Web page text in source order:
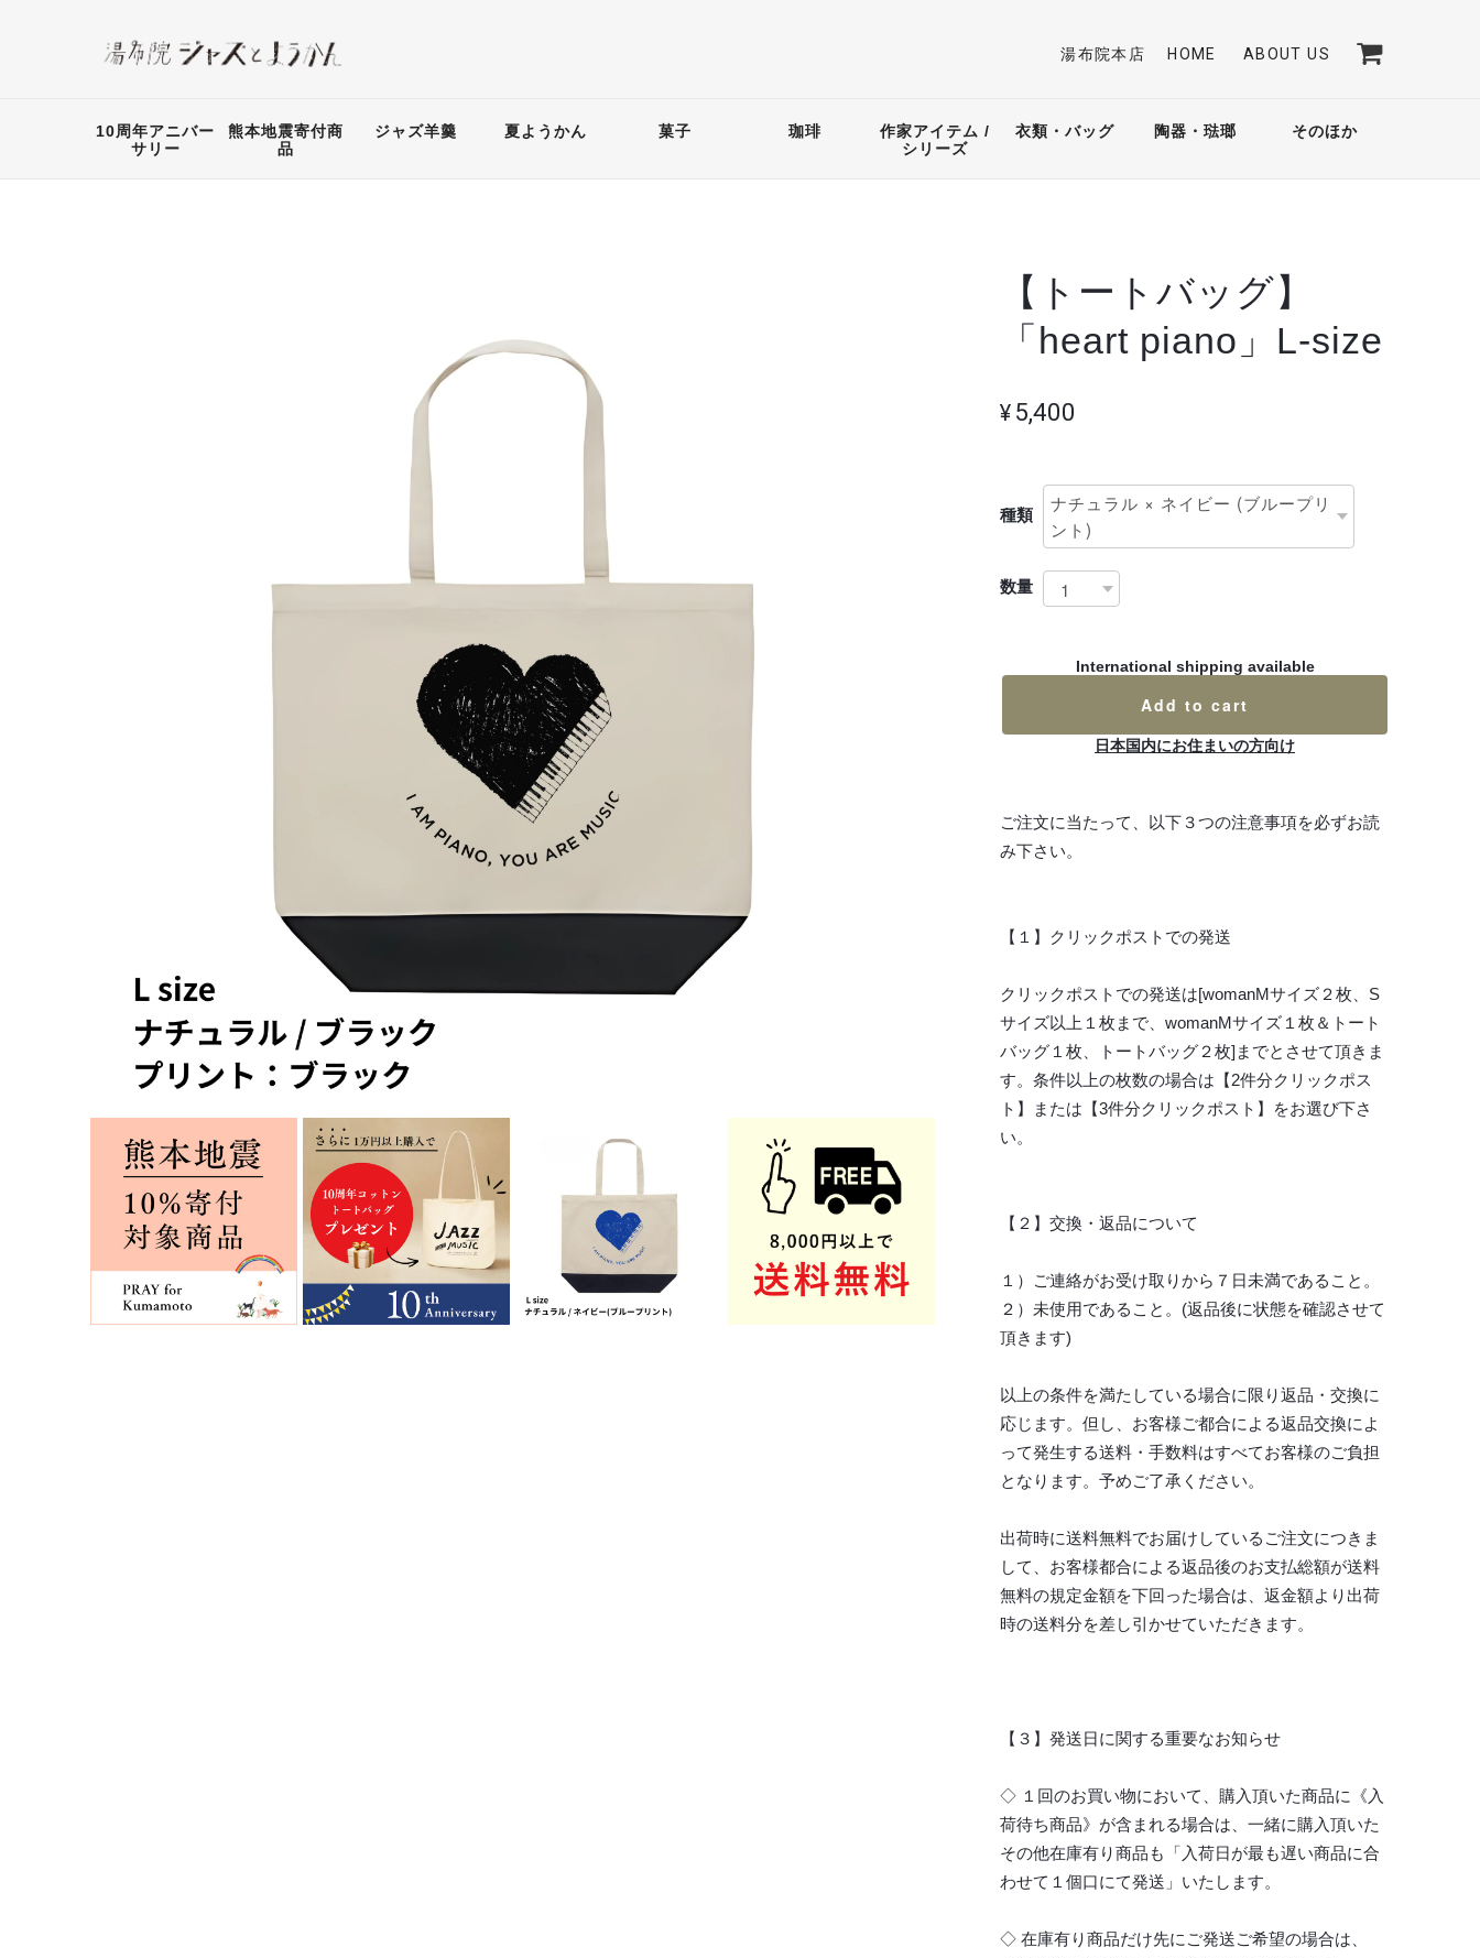
湯布院本店 HOME ABOUT US
10周年アニバー
サリー
熊本地震寄付商
品
ジャズ羊羹 夏ようかん 菓子 珈琲
作家アイテム /
シリーズ
衣類・バッグ 陶器・琺瑯 そのほか
【トートバッグ】
「heart piano」L-size
¥5,400
種類
数量
International shipping available
Add to cart
日本国内にお住まいの方向け
ご注文に当たって、以下３つの注意事項を必ずお読
み下さい。
【１】クリックポストでの発送
クリックポストでの発送は[womanMサイズ２枚、S
サイズ以上１枚まで、womanMサイズ１枚＆トート
バッグ１枚、トートバッグ２枚]までとさせて頂きま
す。条件以上の枚数の場合は【2件分クリックポス
ト】または【3件分クリックポスト】をお選び下さ
い。
【２】交換・返品について
１）ご連絡がお受け取りから７日未満であること。
２）未使用であること。(返品後に状態を確認させて
頂きます)
以上の条件を満たしている場合に限り返品・交換に
応じます。但し、お客様ご都合による返品交換によ
って発生する送料・手数料はすべてお客様のご負担
となります。予めご了承ください。
出荷時に送料無料でお届けしているご注文につきま
して、お客様都合による返品後のお支払総額が送料
無料の規定金額を下回った場合は、返金額より出荷
時の送料分を差し引かせていただきます。
【３】発送日に関する重要なお知らせ
◇ １回のお買い物において、購入頂いた商品に《入
荷待ち商品》が含まれる場合は、一緒に購入頂いた
その他在庫有り商品も「入荷日が最も遅い商品に合
わせて１個口にて発送」いたします。
◇ 在庫有り商品だけ先にご発送ご希望の場合は、